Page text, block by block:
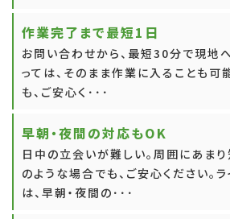
作業完了まで最短1日
お問い合わせから、最短30分で現地
っては、そのまま作業に入ることも可
も、ご安心く･･･
早朝・夜間の対応もOK
日中の立会いが難しい。周囲にあまり
のような場合でも、ご安心ください。
は、早朝・夜間の･･･